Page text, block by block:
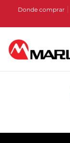
Donde comprar